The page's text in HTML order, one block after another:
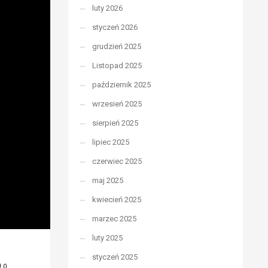
0
luty 2026
styczeń 2026
grudzień 2025
Listopad 2025
październik 2025
wrzesień 2025
sierpień 2025
lipiec 2025
czerwiec 2025
maj 2025
kwiecień 2025
marzec 2025
luty 2025
styczeń 2025